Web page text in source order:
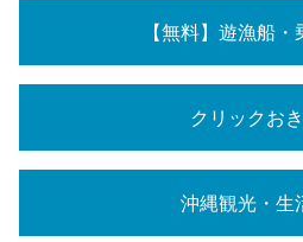
【無料】遊漁船
クリックお
沖縄観光・生